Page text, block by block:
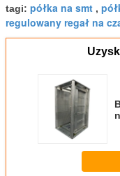
tagi: półka na smt ,
regulowany regał na